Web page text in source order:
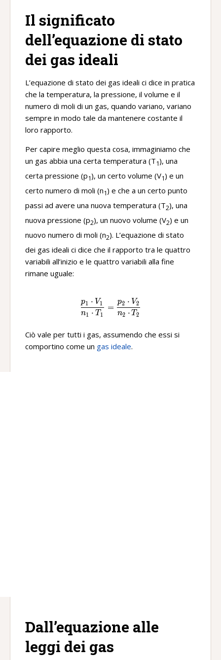
Il significato
dell’equazione di stato
dei gas ideali
L’equazione di stato dei gas ideali ci dice in pratica
che la temperatura, la pressione, il volume e il
numero di moli di un gas, quando variano, variano
sempre in modo tale da mantenere costante il
loro rapporto.
Per capire meglio questa cosa, immaginiamo che
un gas abbia una certa temperatura (T1), una
certa pressione (p1), un certo volume (V1) e un
certo numero di moli (n1) e che a un certo punto
passi ad avere una nuova temperatura (T2), una
nuova pressione (p2), un nuovo volume (V2) e un
nuovo numero di moli (n2). L’equazione di stato
dei gas ideali ci dice che il rapporto tra le quattro
variabili all’inizio e le quattro variabili alla fine
rimane uguale:
\frac{p_1\ ·V_1}{n_1\
n1 ⋅ T 1
p1 ⋅ V1 =
n2 ⋅ T2
p2 ⋅ V2
Ciò vale per tutti i gas, assumendo che essi si
comportino come un gas ideale.
Dall’equazione alle
leggi dei gas